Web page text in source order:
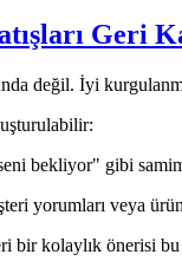
Geri
değil. İyi
bekliyor" gibi
yorumları veya
bir kolaylık önerisi